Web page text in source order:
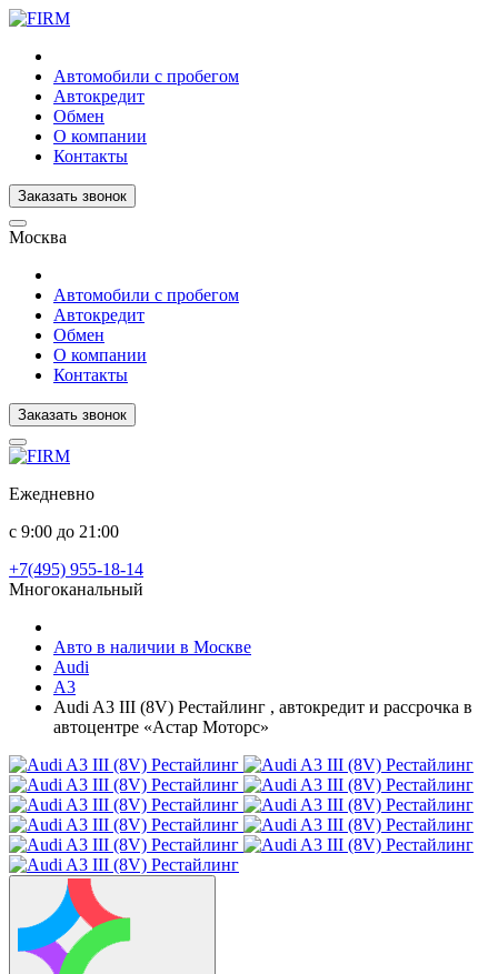
Автомобили с пробегом
Автокредит
Обмен
О компании
Контакты
Заказать звонок
Москва
Автомобили с пробегом
Автокредит
Обмен
О компании
Контакты
Заказать звонок
Ежедневно
с 9:00 до 21:00
+7(495) 955-18-14
Многоканальный
Авто в наличии в Москве
Audi
A3
Audi A3 III (8V) Рестайлинг , автокредит и рассрочка в
автоцентре «Астар Моторс»